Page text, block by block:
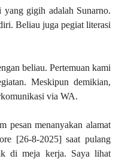
yang gigih adalah Sunarno.
Beliau juga pegiat literasi
beliau. Pertemuan kami
Meskipun demikian,
via WA.
pesan menanyakan alamat
[26-8-2025] saat pulang
di meja kerja. Saya lihat